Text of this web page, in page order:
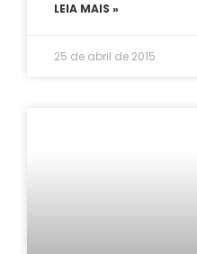
LEIA MAIS »
25 de abril de 2015